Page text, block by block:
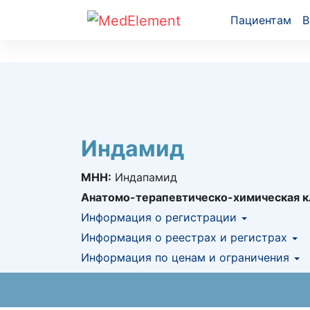
Пациентам
Индамид
МНН: Индапамид
Анатомо-терапевтическо-химическая
Информация о регистрации
Номер регистрации в РК:№ РК-ЛС-
Информация о регистрации в РК:
Информация о реестрах и регистрах
КНФ (ЛС включено в
АЛО (Включено в Список
Информация по ценам и ограничения